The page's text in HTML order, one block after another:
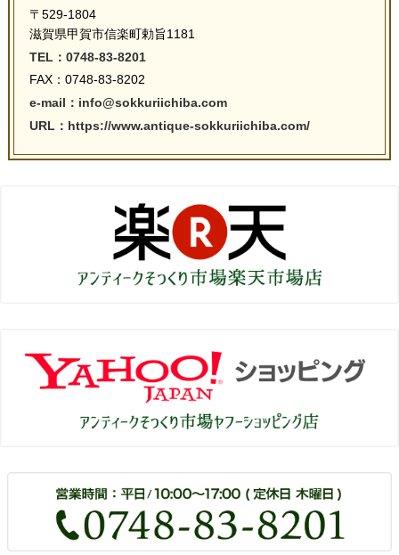
〒529-1804
滋賀県甲賀市信楽町勅旨1181
TEL：0748-83-8201
FAX：0748-83-8202
e-mail：info@sokkuriichiba.com
URL：https://www.antique-sokkuriichiba.com/